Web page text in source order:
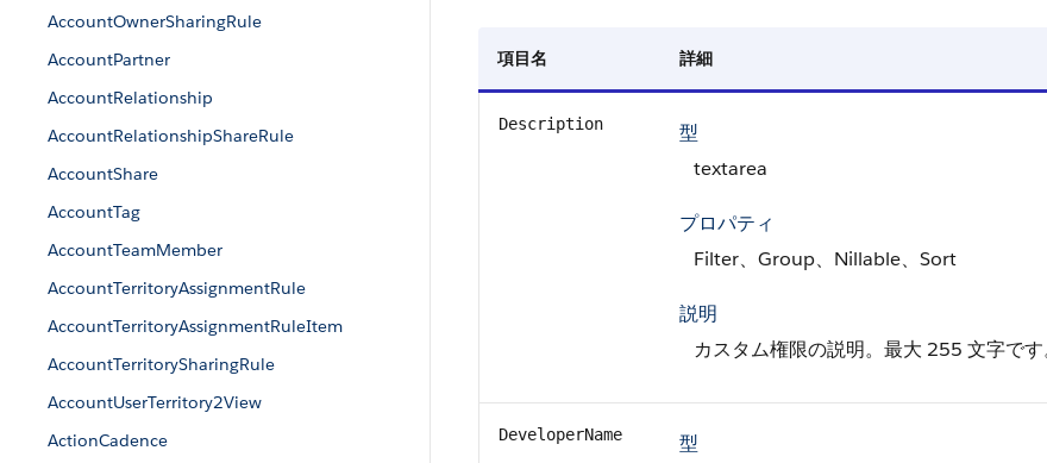
AccountOwnerSharingRule
AccountPartner
AccountRelationship
AccountRelationshipShareRule
AccountShare
AccountTag
AccountTeamMember
AccountTerritoryAssignmentRule
AccountTerritoryAssignmentRuleItem
AccountTerritorySharingRule
AccountUserTerritory2View
ActionCadence
項目名 詳細
Description
型
textarea
プロパティ
Filter、Group、Nillable、Sort
説明
カスタム権限の説明。最大 255 文字です
DeveloperName
型